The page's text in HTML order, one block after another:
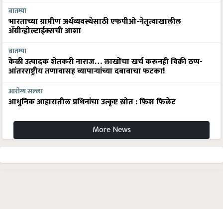
बातम्या
भारताच्या ग्रामीण अर्थव्यवस्थेसाठी एफपीओ-नेतृत्वाखालील
अ‍ॅग्रीव्होल्टाईक्सची आशा
बातम्या
केळी उत्पादक शेतकरी नाराज… लाखोंचा खर्च करूनही विक्री ठप्प-
आंतरराष्ट्रीय तणावासह व्यापाऱ्यांच्या दबावाचा फटका!
आरोग्य सल्ला
आधुनिक आहारातील प्रथिनांचा उत्कृष्ट स्रोत : फिश फिलेट
More News